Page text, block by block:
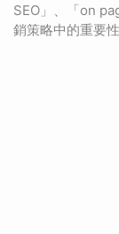
SEO」、「on
銷策略中的重要性